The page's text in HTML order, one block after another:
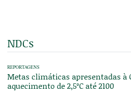
NDCs
REPORTAGENS
Metas climáticas apresentadas à
aquecimento de 2,5ºC até 2100